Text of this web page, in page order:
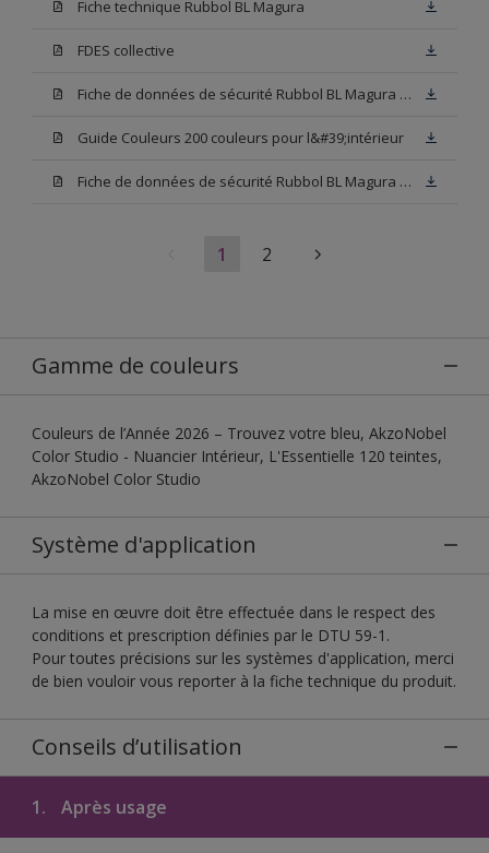
Fiche technique Rubbol BL Magura
FDES collective
Fiche de données de sécurité Rubbol BL Magura Blanc
Guide Couleurs 200 couleurs pour l&#39;intérieur
Fiche de données de sécurité Rubbol BL Magura Base N00
1 2
Gamme de couleurs
Couleurs de l’Année 2026 – Trouvez votre bleu, AkzoNobel
Color Studio - Nuancier Intérieur, L'Essentielle 120 teintes,
AkzoNobel Color Studio
Système d'application
La mise en œuvre doit être effectuée dans le respect des
conditions et prescription définies par le DTU 59-1.
Pour toutes précisions sur les systèmes d'application, merci
de bien vouloir vous reporter à la fiche technique du produit.
Conseils d’utilisation
1. Après usage